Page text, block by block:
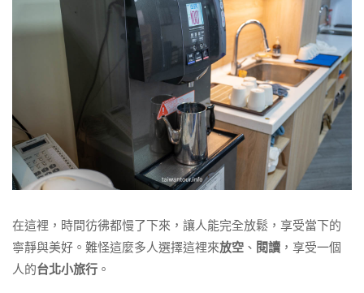
在這裡，時間彷彿都慢了下來，讓人能完全放鬆，享受當下的
寧靜與美好。難怪這麼多人選擇這裡來放空 、 閱讀 ，享受一個
人的台北小旅行 。